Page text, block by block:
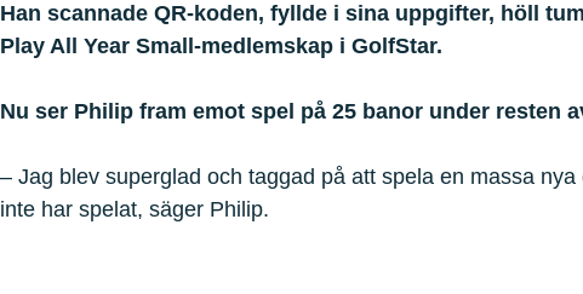
Han scannade QR-koden, fyllde i sina uppgifter, höll
Play All Year Small-medlemskap i GolfStar.
Nu ser Philip fram emot spel på 25 banor under resten
– Jag blev superglad och taggad på att spela en massa
inte har spelat, säger Philip.